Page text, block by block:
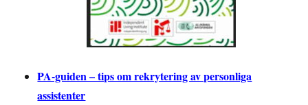
PA-guiden – tips om rekrytering av personliga
assistenter